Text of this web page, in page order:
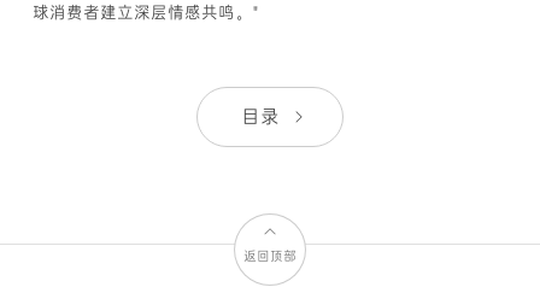
球消费者建立深层情感共鸣。"
目录
返回顶部